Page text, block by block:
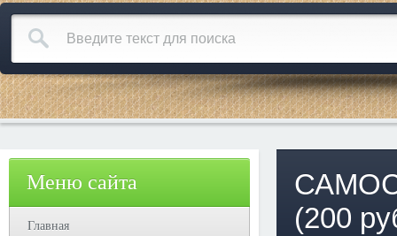
Меню сайта
Главная
(200